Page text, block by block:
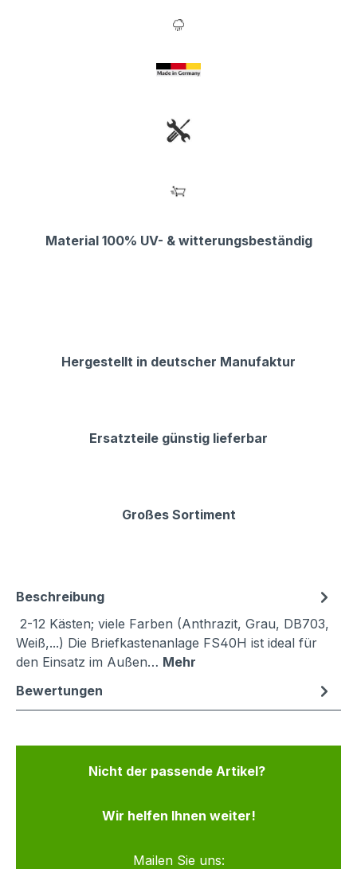
Material 100% UV- & witterungsbeständig
Hergestellt in deutscher Manufaktur
Ersatzteile günstig lieferbar
Großes Sortiment
Beschreibung
2-12 Kästen; viele Farben (Anthrazit, Grau, DB703,
Weiß,...) Die Briefkastenanlage FS40H ist ideal für
den Einsatz im Außen… Mehr
Bewertungen
Nicht der passende Artikel?
Wir helfen Ihnen weiter!
Mailen Sie uns: